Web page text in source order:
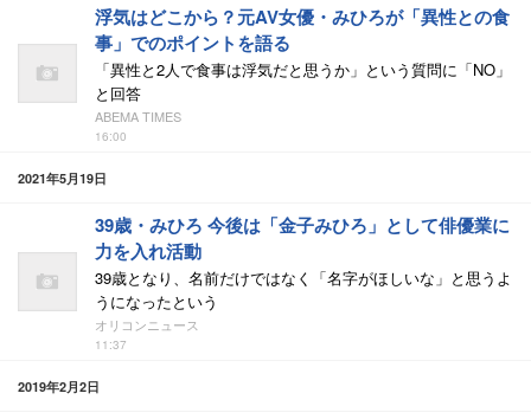
浮気はどこから？元AV女優・みひろが「異性との食
事」でのポイントを語る
「異性と2人で食事は浮気だと思うか」という質問に「NO」
と回答
ABEMA TIMES
16:00
2021年5月19日
39歳・みひろ 今後は「金子みひろ」として俳優業に
力を入れ活動
39歳となり、名前だけではなく「名字がほしいな」と思うよ
うになったという
オリコンニュース
11:37
2019年2月2日